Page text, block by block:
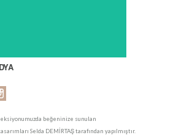
beğeninize sunulan
Selda DEMİRTAŞ tarafından yapılmıştır.